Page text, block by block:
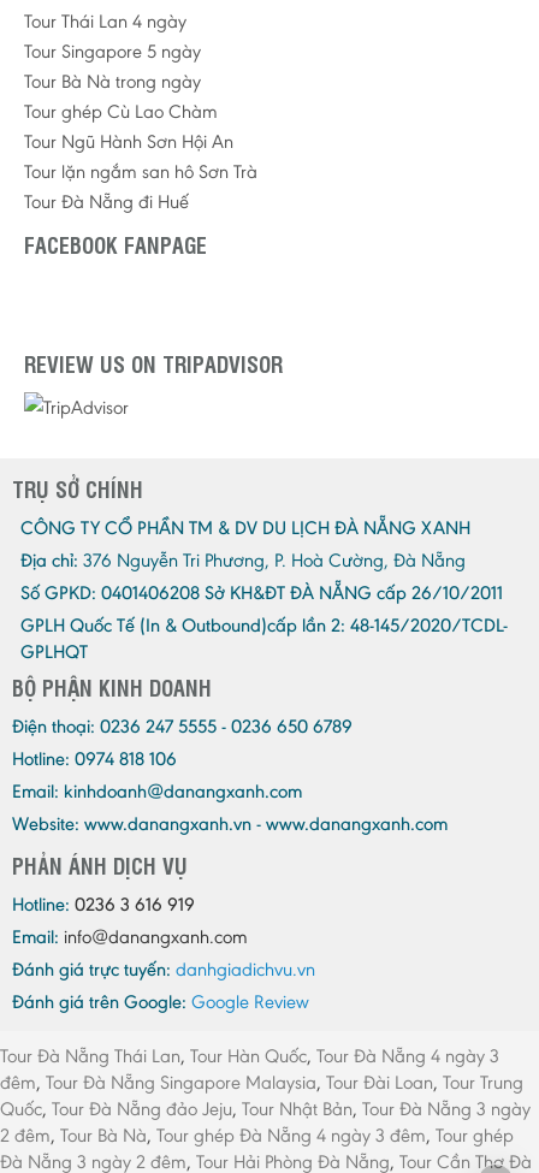
Tour Thái Lan 4 ngày
Tour Singapore 5 ngày
Tour Bà Nà trong ngày
Tour ghép Cù Lao Chàm
Tour Ngũ Hành Sơn Hội An
Tour lặn ngắm san hô Sơn Trà
Tour Đà Nẵng đi Huế
FACEBOOK FANPAGE
REVIEW US ON TRIPADVISOR
TRỤ SỞ CHÍNH
CÔNG TY CỔ PHẦN TM & DV DU LỊCH ĐÀ NẴNG XANH
Địa chỉ: 376 Nguyễn Tri Phương, P. Hoà Cường, Đà Nẵng
Số GPKD: 0401406208 Sở KH&ĐT ĐÀ NẴNG cấp 26/10/2011
GPLH Quốc Tế (In & Outbound)cấp lần 2: 48-145/2020/TCDL-
GPLHQT
BỘ PHẬN KINH DOANH
Điện thoại: 0236 247 5555 - 0236 650 6789
Hotline: 0974 818 106
Email: kinhdoanh@danangxanh.com
Website: www.danangxanh.vn - www.danangxanh.com
PHẢN ÁNH DỊCH VỤ
Hotline: 0236 3 616 919
Email: info@danangxanh.com
Đánh giá trực tuyến: danhgiadichvu.vn
Đánh giá trên Google: Google Review
Tour Đà Nẵng Thái Lan, Tour Hàn Quốc, Tour Đà Nẵng 4 ngày 3
đêm, Tour Đà Nẵng Singapore Malaysia, Tour Đài Loan, Tour Trung
Quốc, Tour Đà Nẵng đảo Jeju, Tour Nhật Bản, Tour Đà Nẵng 3 ngày
2 đêm, Tour Bà Nà, Tour ghép Đà Nẵng 4 ngày 3 đêm, Tour ghép
Đà Nẵng 3 ngày 2 đêm, Tour Hải Phòng Đà Nẵng, Tour Cần Thơ Đà